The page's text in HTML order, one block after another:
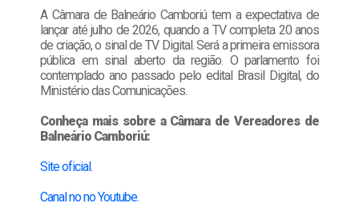
A Câmara de Balneário Camboriú tem a expectativa de
lançar até julho de 2026, quando a TV completa 20 anos
de criação, o sinal de TV Digital. Será a primeira emissora
pública em sinal aberto da região. O parlamento foi
contemplado ano passado pelo edital Brasil Digital, do
Ministério das Comunicações.
Conheça mais sobre a Câmara de Vereadores de
Balneário Camboriú:
Site oficial.
Canal no no Youtube.